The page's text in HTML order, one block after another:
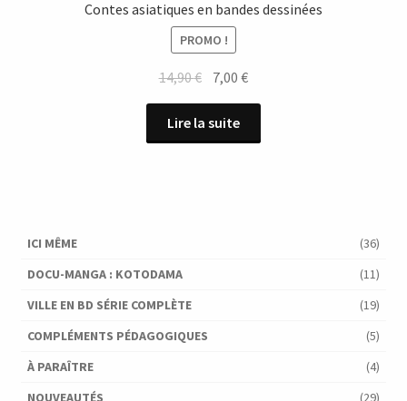
Contes asiatiques en bandes dessinées
PROMO !
14,90€ Le
initial
était :
7,00€Le
est :
Lire la suite
ICI MÊME
(36)
DOCU-MANGA : KOTODAMA
(11)
VILLE EN BD SÉRIE COMPLÈTE
(19)
COMPLÉMENTS PÉDAGOGIQUES
(5)
À PARAÎTRE
(4)
NOUVEAUTÉS
(29)